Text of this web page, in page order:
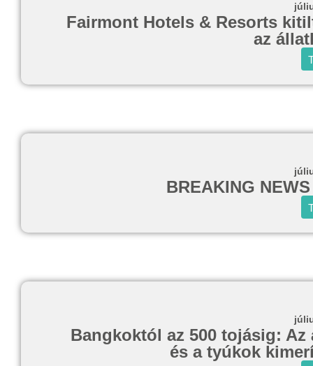
Fairmont Hotels & Resorts
az
BREAKING
Bangkoktól az 500 tojásig:
és a tyúkok